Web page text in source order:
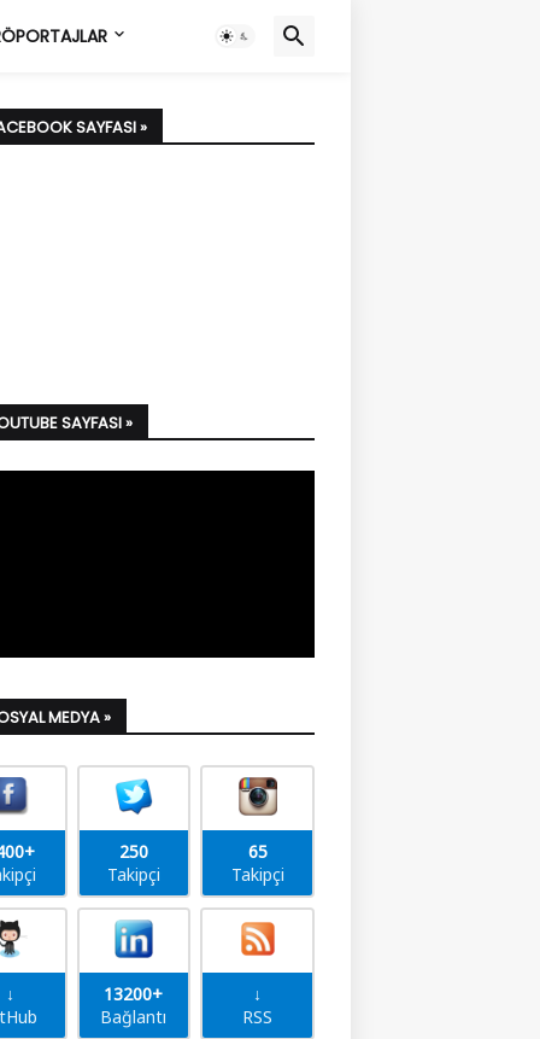
SAYFASI »
SAYFASI »
MEDYA »
250
Takipçi
65
Takipçi
↓
13200+
Bağlantı
↓
RSS